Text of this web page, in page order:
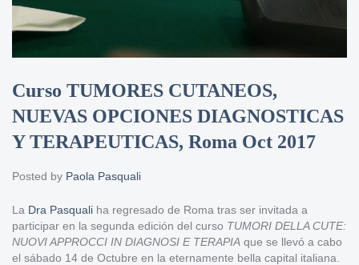
Curso TUMORES CUTANEOS,
NUEVAS OPCIONES DIAGNOSTICAS
Y TERAPEUTICAS, Roma Oct 2017
Posted by Paola Pasquali
La Dra Pasquali ha regresado de Roma tras ser invitada a
participar en la segunda edición del curso TUMORI DELLA CUTE:
NUOVI APPROCCI IN DIAGNOSI E TERAPIA que se llevó a cabo
el sábado 14 de Octubre en la eternamente bella capital italiana.